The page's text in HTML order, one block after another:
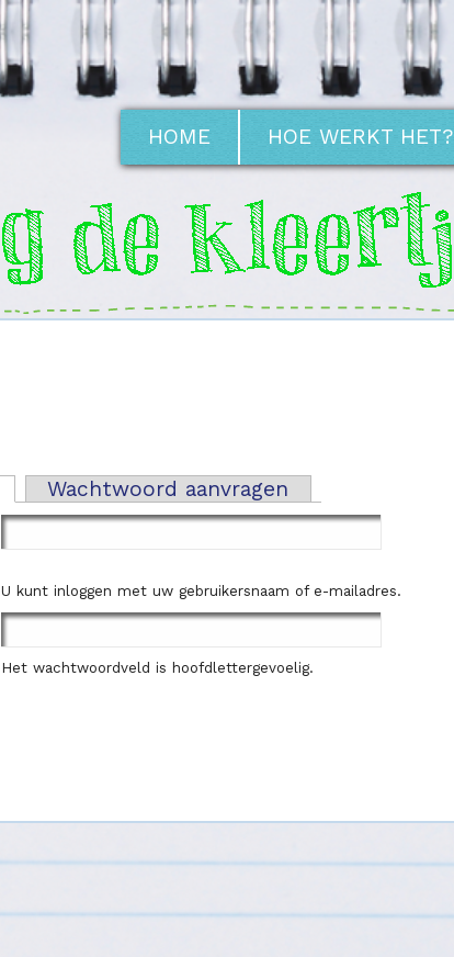
HOME HOE WERKT HET?
(actieve tabblad)
Wachtwoord aanvragen
U kunt inloggen met uw gebruikersnaam of e-mailadres.
Het wachtwoordveld is hoofdlettergevoelig.